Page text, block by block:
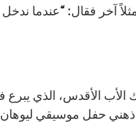
آخر فقال: “عندما
الأب الأقدس، الذي يبرع
ذهني حفل موسيقي ليوهان